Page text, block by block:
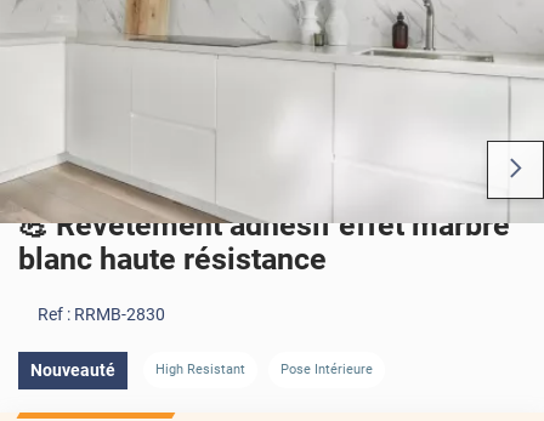
💪 Revêtement adhésif effet marbre
blanc haute résistance
Ref : RRMB-2830
Nouveauté High Resistant Pose Intérieure